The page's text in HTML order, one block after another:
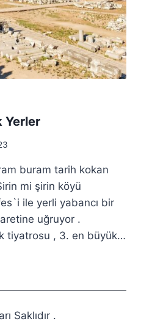
Yerler
buram tarih kokan
mi şirin köyü
ile yerli yabancı bir
uğruyor .
tiyatrosu , 3. en büyük…
Saklıdır .